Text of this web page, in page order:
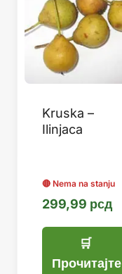
Kruska –
Ilinjaca
299,99 рсд
Прочитајте